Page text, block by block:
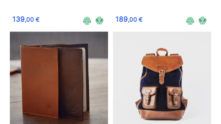
139,00 € 189,00 €